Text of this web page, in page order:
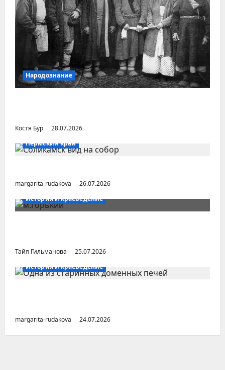
Народознание
Костя Бур
28.07.2026
Пермский край
margarita-rudakova
26.07.2026
История и краеведение
Тайя Гильманова
25.07.2026
История и краеведение
margarita-rudakova 24.07.2026